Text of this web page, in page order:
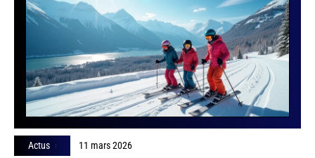
Actus 11 mars 2026